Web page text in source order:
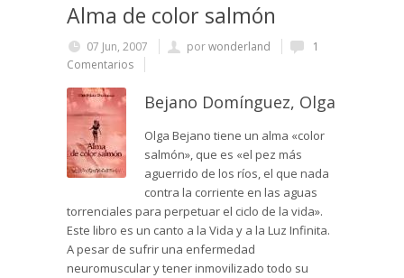
Alma de color salmón
07 Jun, 2007 porwonderland
1
Comentarios
Bejano Domínguez, Olga
Olga Bejano tiene un alma «color
salmón», que es «el pez más
aguerrido de los ríos, el que nada
contra la corriente en las aguas
torrenciales para perpetuar el ciclo de la vida».
Este libro es un canto a la Vida y a la Luz Infinita.
A pesar de sufrir una enfermedad
neuromuscular y tener inmovilizado todo su